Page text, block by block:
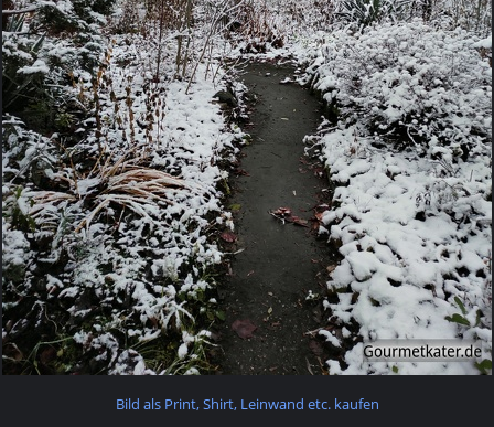
Bild als Print, Shirt, Leinwand etc. kaufen